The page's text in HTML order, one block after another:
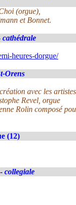
(orgue),
et Bonnet.
cathédrale
heures-dorgue/
Orens
avec les
Revel, orgue
Rolin composé
(12)
collegiale